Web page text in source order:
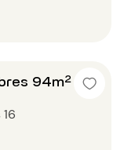
94m²